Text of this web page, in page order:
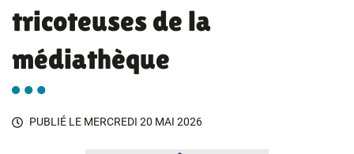
tricoteuses de la
médiathèque
PUBLIÉ LE MERCREDI 20 MAI 2026